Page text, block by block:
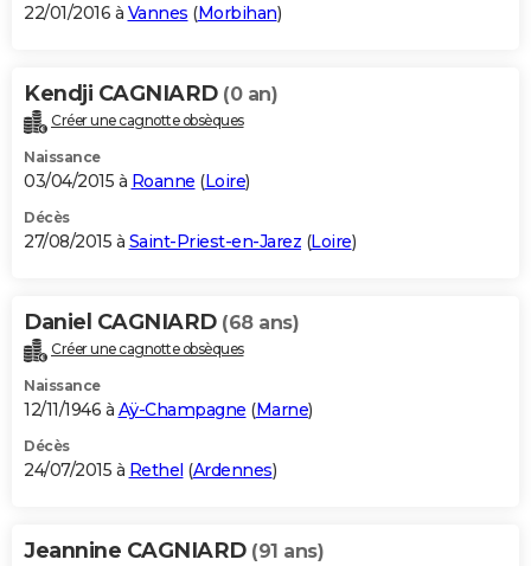
22/01/2016 à Vannes (Morbihan)
Kendji CAGNIARD (0 an)
Créer une cagnotte obsèques
Naissance
03/04/2015 à Roanne (Loire)
Décès
27/08/2015 à Saint-Priest-en-Jarez (Loire)
Daniel CAGNIARD (68 ans)
Créer une cagnotte obsèques
Naissance
12/11/1946 à Aÿ-Champagne (Marne)
Décès
24/07/2015 à Rethel (Ardennes)
Jeannine CAGNIARD (91 ans)